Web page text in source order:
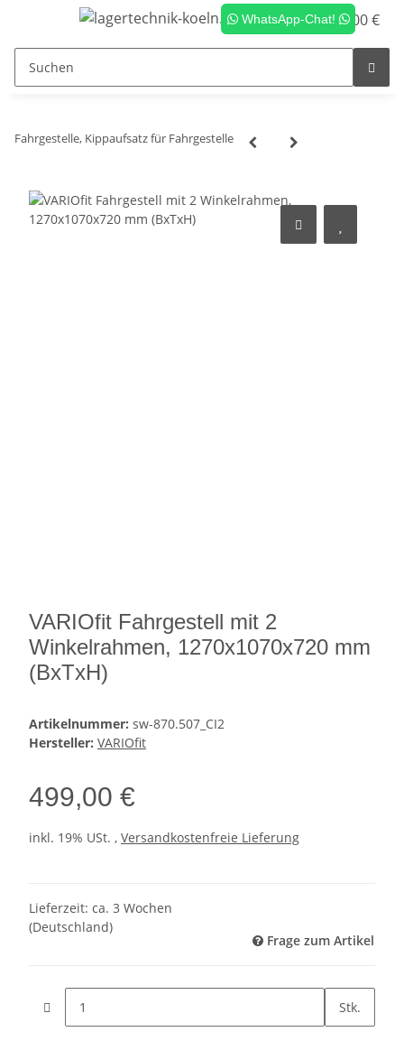
WhatsApp-Chat! 0,00 €
Fahrgestelle, Kippaufsatz für Fahrgestelle
VARIOfit Fahrgestell mit 2
Winkelrahmen, 1270x1070x720 mm
(BxTxH)
Artikelnummer: sw-870.507_CI2
Hersteller: VARIOfit
499,00 €
inkl. 19% USt. , Versandkostenfreie Lieferung
Lieferzeit: ca. 3 Wochen
(Deutschland)
Frage zum Artikel
Stk.